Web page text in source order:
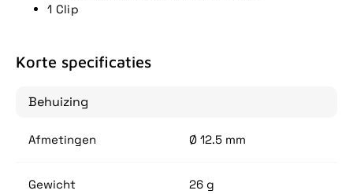
1 Clip
Korte specificaties
Behuizing
Afmetingen Ø 12.5 mm
Gewicht 26 g